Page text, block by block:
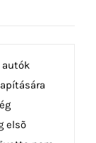
autók
elsõ